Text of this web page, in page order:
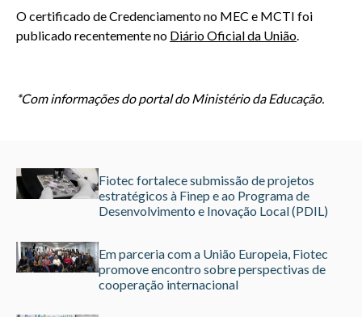
O certificado de Credenciamento no MEC e MCTI foi
publicado recentemente no Diário Oficial da União.
*Com informações do portal do Ministério da Educação.
Fiotec fortalece submissão de projetos
estratégicos à Finep e ao Programa de
Desenvolvimento e Inovação Local (PDIL)
Em parceria com a União Europeia, Fiotec
promove encontro sobre perspectivas de
cooperação internacional